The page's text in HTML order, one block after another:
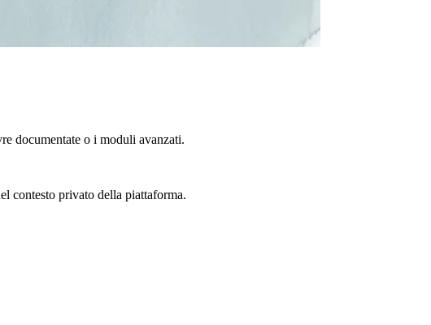
documentate o i moduli avanzati.
contesto privato della piattaforma.